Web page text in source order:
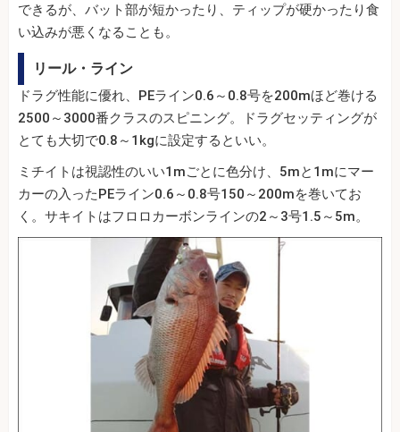
できるが、バット部が短かったり、ティップが硬かったり食
い込みが悪くなることも。
リール・ライン
ドラグ性能に優れ、PEライン0.6～0.8号を200mほど巻ける
2500～3000番クラスのスピニング。ドラグセッティングが
とても大切で0.8～1kgに設定するといい。
ミチイトは視認性のいい1mごとに色分け、5mと1mにマー
カーの入ったPEライン0.6～0.8号150～200mを巻いてお
く。サキイトはフロロカーボンラインの2～3号1.5～5m。